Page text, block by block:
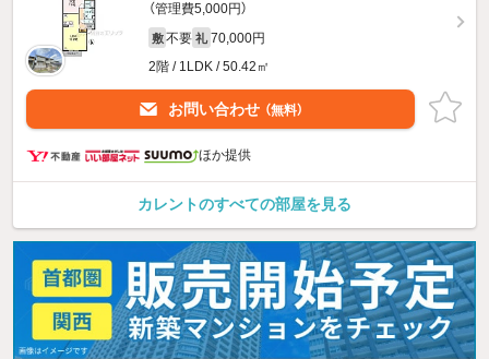
（管理費5,000円）
敷 不要 礼 70,000円
2階 / 1LDK / 50.42㎡
お問い合わせ （無料）
ほか提供
カレントのすべての部屋を見る